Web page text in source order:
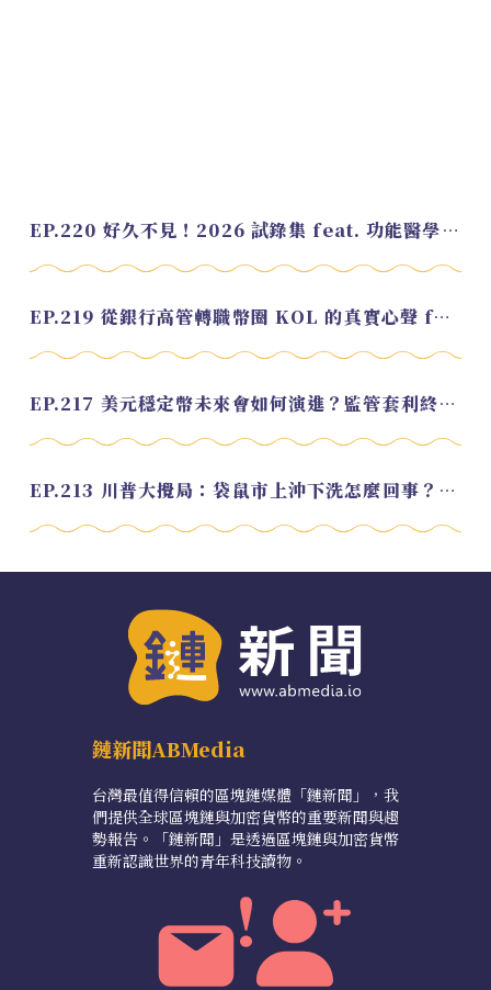
EP.220 好久不見！2026 試錄集 feat. 功能醫學營養師 美寶
EP.219 從銀行高管轉職幣圈 KOL 的真實心聲 feat.龜大
EP.217 美元穩定幣未來會如何演進？監管套利終將收斂？feat. 研究員 余哲安
EP.213 川普大攪局：袋鼠市上沖下洗怎麼回事？feat. Alvin
鏈新聞ABMedia
台灣最值得信賴的區塊鏈媒體「鏈新聞」，我
們提供全球區塊鏈與加密貨幣的重要新聞與趨
勢報告。「鏈新聞」是透過區塊鏈與加密貨幣
重新認識世界的青年科技讀物。